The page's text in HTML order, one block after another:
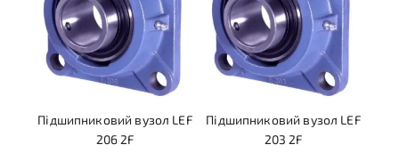
Підшипниковий вузол LEF
206 2F
Підшипниковий вузол LEF
203 2F